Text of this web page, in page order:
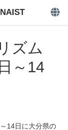
ズム
～14
14日に大分県の